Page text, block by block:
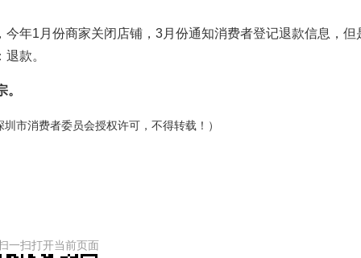
年1月份商家关闭店铺，3月份通知消费者登记退款信息，但
款。
市消费者委员会授权许可，不得转载！）
一扫打开当前页面